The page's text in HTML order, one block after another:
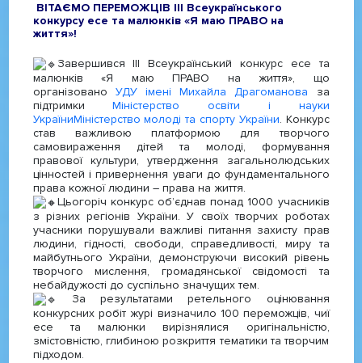
ВІТАЄМО ПЕРЕМОЖЦІВ ІІІ Всеукраїнського
конкурсу есе та малюнків «Я маю ПРАВО на
життя»!
Завершився ІІІ Всеукраїнський конкурс есе та
малюнків «Я маю ПРАВО на життя», що
організовано УДУ імені Михайла Драгоманова за
підтримкиМіністерство освіти і науки
УкраїниМіністерство молоді та спорту України. Конкурс
став важливою платформою для творчого
самовираження дітей та молоді, формування
правової культури, утвердження загальнолюдських
цінностей і привернення уваги до фундаментального
права кожної людини – права на життя.
Цьогоріч конкурс об’єднав понад 1000 учасників
з різних регіонів України. У своїх творчих роботах
учасники порушували важливі питання захисту прав
людини, гідності, свободи, справедливості, миру та
майбутнього України, демонструючи високий рівень
творчого мислення, громадянської свідомості та
небайдужості до суспільно значущих тем.
За результатами ретельного оцінювання
конкурсних робіт журі визначило 100 переможців, чиї
есе та малюнки вирізнялися оригінальністю,
змістовністю, глибиною розкриття тематики та творчим
підходом.